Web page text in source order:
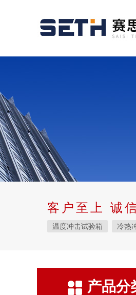
客户至上 诚
温度冲击试验箱 冷热
霉菌试验箱 应力筛选
产品分